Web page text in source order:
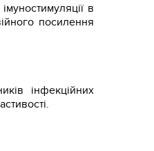
в
посилення
інфекційних